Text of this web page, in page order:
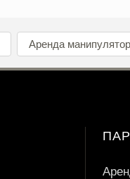
Аренда